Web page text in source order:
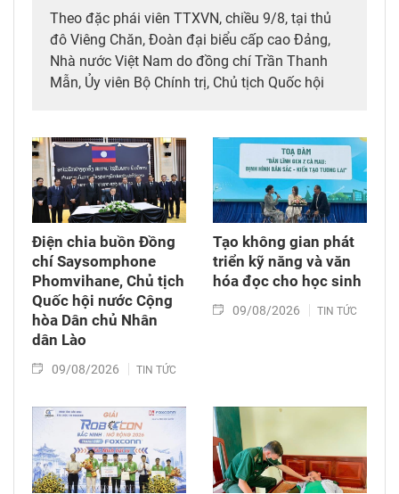
Theo đặc phái viên TTXVN, chiều 9/8, tại thủ
đô Viêng Chăn, Đoàn đại biểu cấp cao Đảng,
Nhà nước Việt Nam do đồng chí Trần Thanh
Mẫn, Ủy viên Bộ Chính trị, Chủ tịch Quốc hội
trị, Chủ tịch Quốc hội Lào.
Điện chia buồn Đồng
chí Saysomphone
Phomvihane, Chủ tịch
Quốc hội nước Cộng
hòa Dân chủ Nhân
dân Lào
09/08/2026 TIN TỨC
Tạo không gian phát
triển kỹ năng và văn
hóa đọc cho học sinh
09/08/2026 TIN TỨC